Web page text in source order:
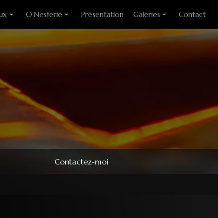
table
huitre
O’Nesferie
Encens Artisanal
Présentation Galeries
Photo des stages
Contact
Contactez-moi